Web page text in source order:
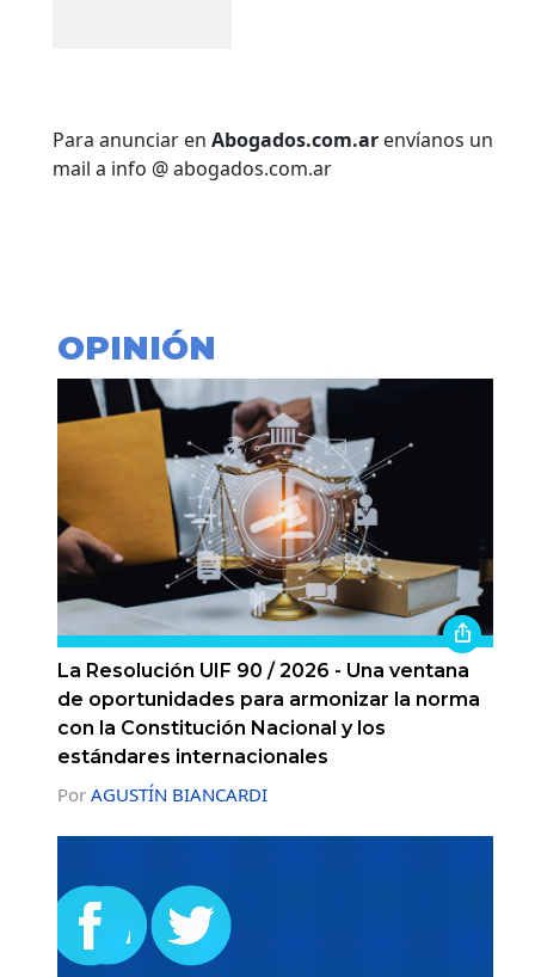
Para anunciar en Abogados.com.ar envíanos un
mail a info @ abogados.com.ar
OPINIÓN
La Resolución UIF 90 / 2026 - Una ventana
de oportunidades para armonizar la norma
con la Constitución Nacional y los
estándares internacionales
Por AGUSTÍN BIANCARDI